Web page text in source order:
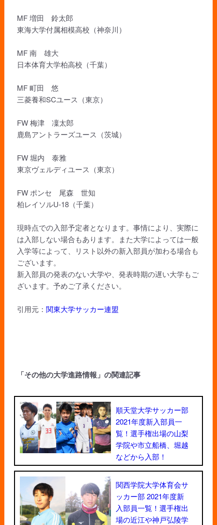
MF 増田 鈴太郎
東海大学付属相模高校（神奈川）
MF 南 雄大
日本体育大学柏高校（千葉）
MF 町田 悠
三菱養和SCユース（東京）
FW 梅津 凜太郎
鹿島アントラーズユース（茨城）
FW 堀内 泰雅
東京ヴェルディユース（東京）
FW ポンセ 尾森 世知
柏レイソルU-18（千葉）
現時点での入部予定者となります。事情により、実際に
は入部しない場合もあります。また大学によっては一般
入学等によって、リスト以外の新入部員が加わる場合も
ございます。
新入部員の発表のない大学や、発表時期の遅い大学もご
ざいます。予めご了承ください。
引用元： 関東大学サッカー連盟
「その他の大学進路情報」の関連記事
順天堂大学サッカー部
2021年度新入部員一
覧！選手権出場の山梨
学院や市立船橋、堀越
などから入部！
関西学院大学体育会サ
ッカー部 2021年度新
入部員一覧！選手権出
場の近江や神戸弘陵学